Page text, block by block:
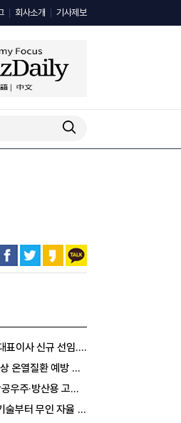
회사소개 기사제보
규 선임..."AI 전환 선도"
안전 실천 캠페인 실시
순도 가스 국제 인증 획득
인 자율 굴착기까지